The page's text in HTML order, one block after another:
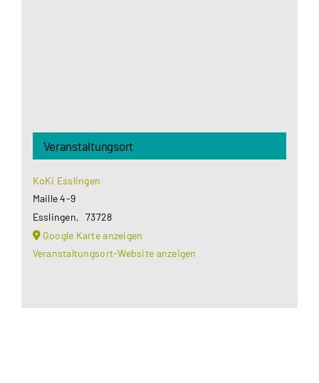
Veranstaltungsort
KoKi Esslingen
Maille 4-9
Esslingen, 73728
Google Karte anzeigen
Veranstaltungsort-Website anzeigen